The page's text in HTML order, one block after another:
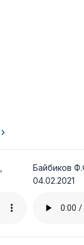
Байбиков
04.02.2021